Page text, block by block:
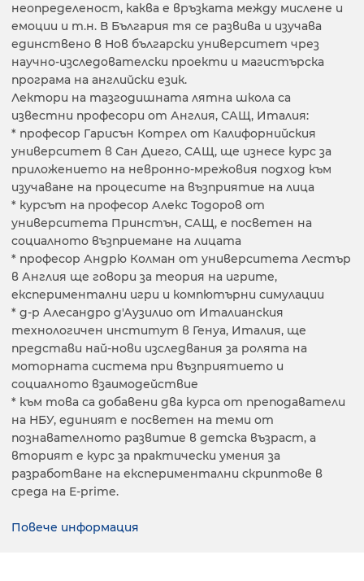
неопределеност, каква е връзката между мислене и
емоции и т.н. В България тя се развива и изучава
единствено в Нов български университет чрез
научно-изследователски проекти и магистърска
програма на английски език.
Лектори на тазгодишната лятна школа са
известни професори от Англия, САЩ, Италия:
* професор Гарисън Котрел от Калифорнийския
университет в Сан Диего, САЩ, ще изнесе курс за
приложението на невронно-мрежовия подход към
изучаване на процесите на възприятие на лица
* курсът на професор Алекс Тодоров от
университета Принстън, САЩ, е посветен на
социалното възприемане на лицата
* професор Андрю Колман от университета Лестър
в Англия ще говори за теория на игрите,
експериментални игри и компютърни симулации
* д-р Алесандро д'Аузилио от Италианския
технологичен институт в Генуа, Италия, ще
представи най-нови изследвания за ролята на
моторната система при възприятието и
социалното взаимодействие
* към това са добавени два курса от преподаватели
на НБУ, единият е посветен на теми от
познавателното развитие в детска възраст, а
вторият е курс за практически умения за
разработване на експериментални скриптове в
среда на E-prime.
Повече информация